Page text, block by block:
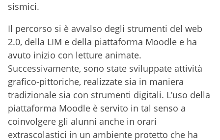
sismici.
Il percorso si è avvalso degli strumenti del web
2.0, della LIM e della piattaforma Moodle e ha
avuto inizio con letture animate.
Successivamente, sono state sviluppate attività
grafico-pittoriche, realizzate sia in maniera
tradizionale sia con strumenti digitali. L’uso della
piattaforma Moodle è servito in tal senso a
coinvolgere gli alunni anche in orari
extrascolastici in un ambiente protetto che ha